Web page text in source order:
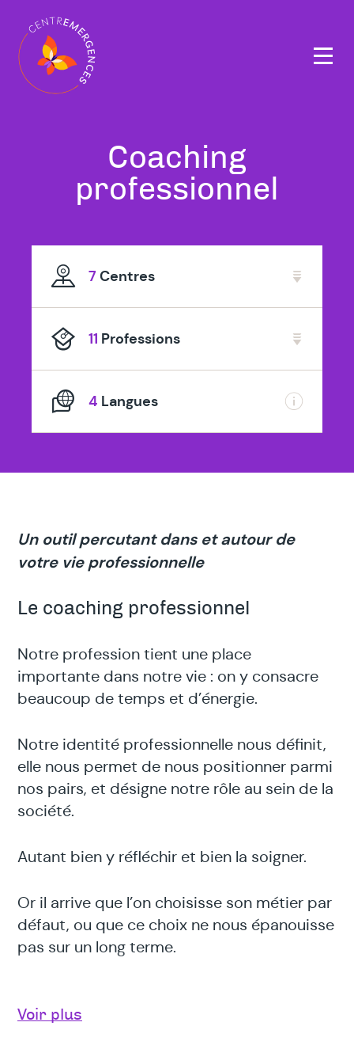
Tous
nos
spécialisé
en
Coaching
professionnel
Mille
7 Centres
11 Professions
4 Langues
Navigation
principale
Un outil percutant dans et autour de
votre vie professionnelle
Le coaching professionnel
Notre profession tient une place
importante dans notre vie : on y consacre
beaucoup de temps et d’énergie.
Notre identité professionnelle nous définit,
elle nous permet de nous positionner parmi
nos pairs, et désigne notre rôle au sein de la
société.
Autant bien y réfléchir et bien la soigner.
Or il arrive que l’on choisisse son métier par
défaut, ou que ce choix ne nous épanouisse
pas sur un long terme.
temps de recul : quelles sont nos
Voir plus